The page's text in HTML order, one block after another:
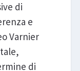
di
e
Varnier
di